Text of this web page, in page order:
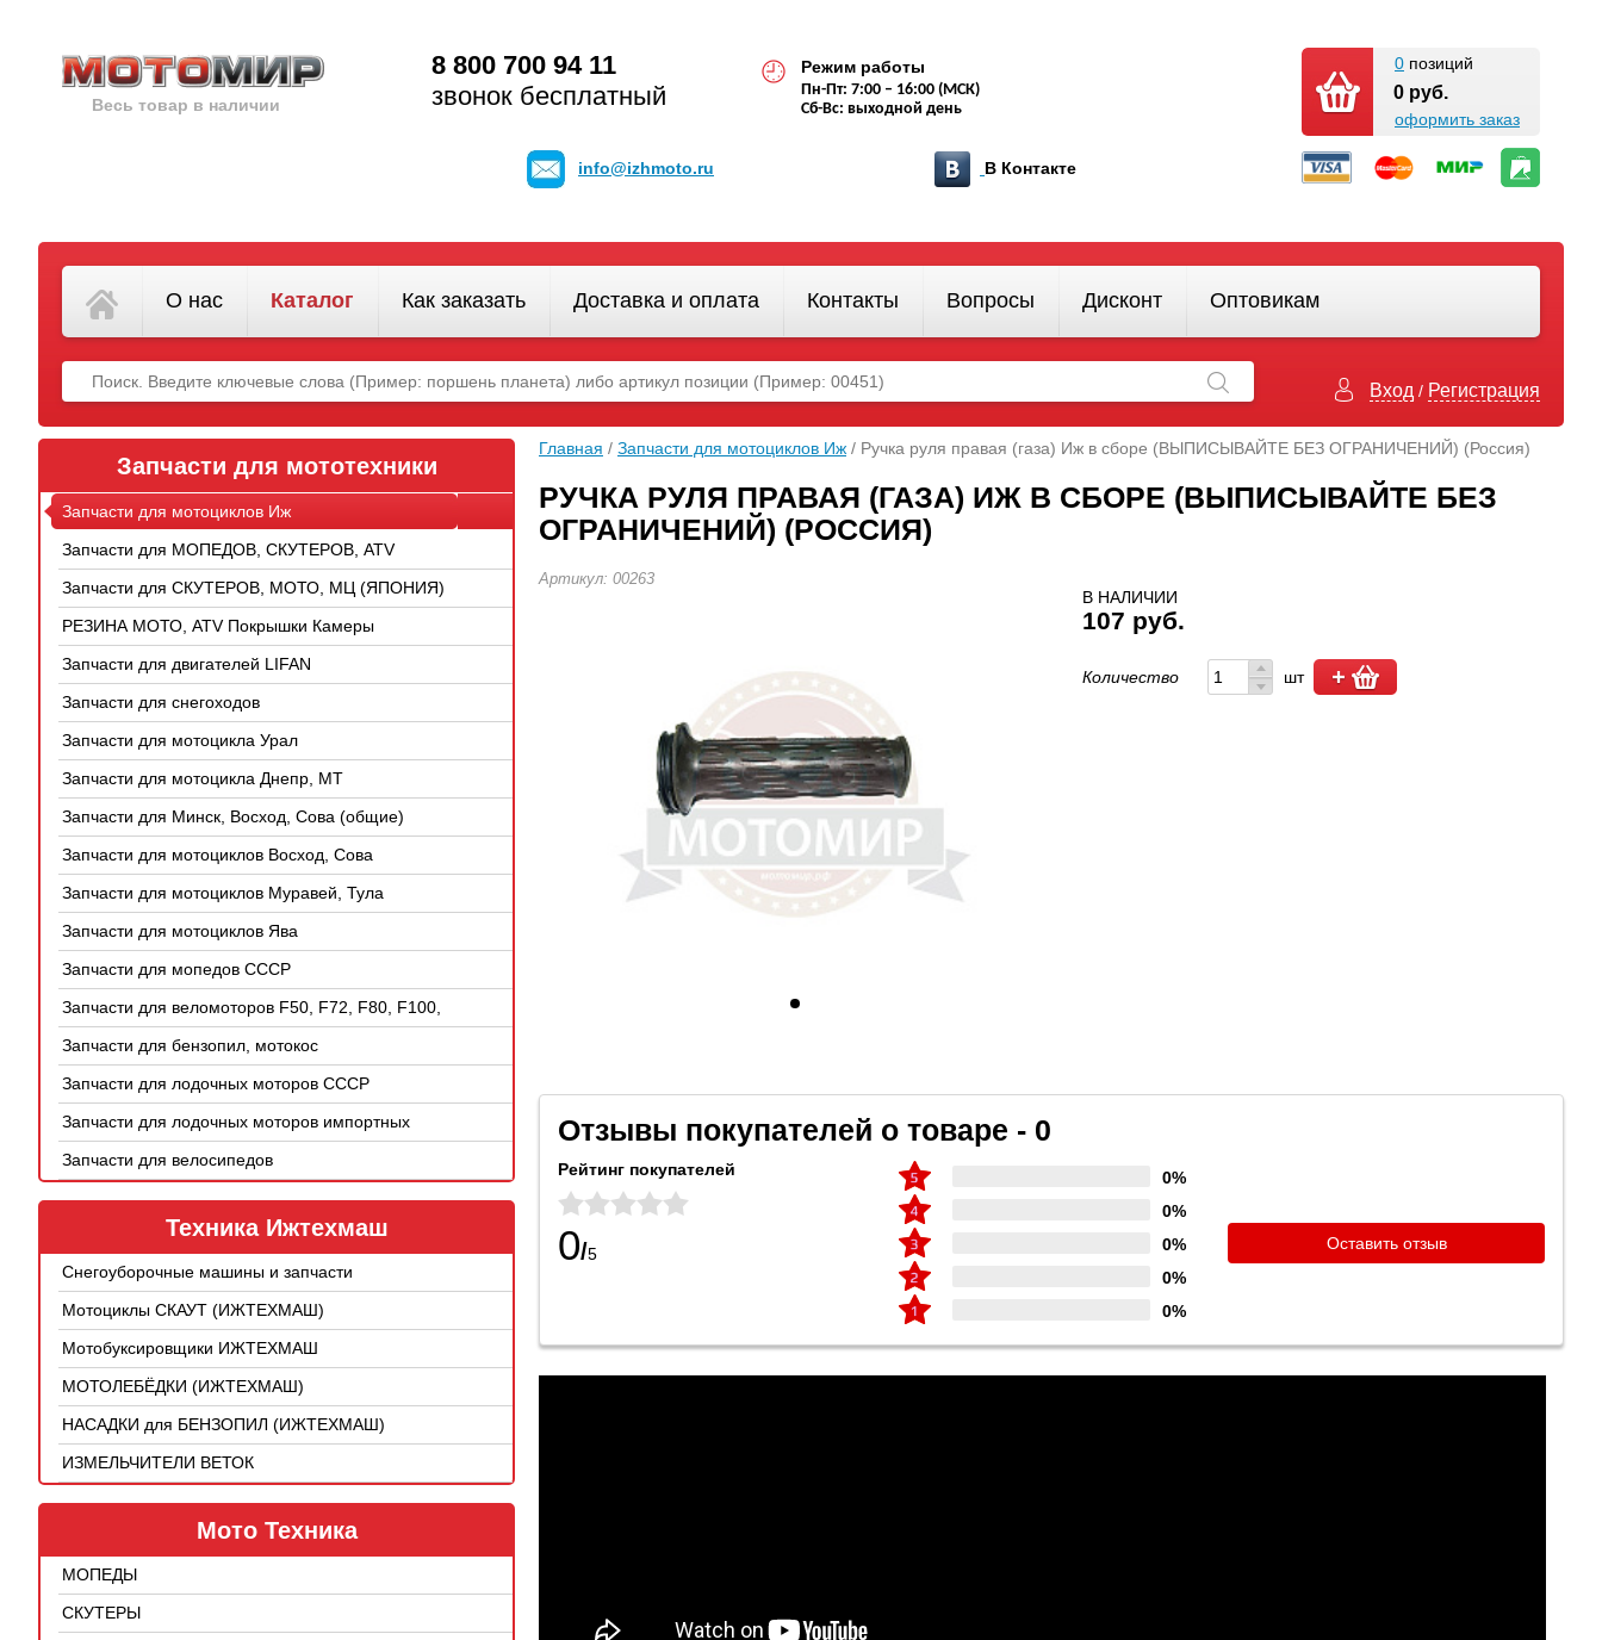
Весь товар в наличии
8 800 700 94 11
звонок бесплатный
Режим работы
Пн-Пт: 7:00 – 16:00 (МСК)
Сб-Вс: выходной день
0 позиций
0 руб.
оформить заказ
info@izhmoto.ru В Контакте
О нас Каталог Как заказать Доставка и оплата Контакты Вопросы Дисконт Оптовикам
Вход / Регистрация
Запчасти для мототехники
Запчасти для мотоциклов Иж
Запчасти для МОПЕДОВ, СКУТЕРОВ, ATV
(КИТАЙ)
Запчасти для СКУТЕРОВ, МОТО, МЦ (ЯПОНИЯ)
РЕЗИНА МОТО, ATV Покрышки Камеры
Запчасти для двигателей LIFAN
Запчасти для снегоходов
Запчасти для мотоцикла Урал
Запчасти для мотоцикла Днепр, МТ
Запчасти для Минск, Восход, Сова (общие)
Запчасти для мотоциклов Восход, Сова
Запчасти для мотоциклов Муравей, Тула
Запчасти для мотоциклов Ява
Запчасти для мопедов СССР
Запчасти для веломоторов F50, F72, F80, F100,
4Т
Запчасти для бензопил, мотокос
Запчасти для лодочных моторов СССР
Запчасти для лодочных моторов импортных
Запчасти для велосипедов
Техника Ижтехмаш
Снегоуборочные машины и запчасти
Мотоциклы СКАУТ (ИЖТЕХМАШ)
Мотобуксировщики ИЖТЕХМАШ
МОТОЛЕБЁДКИ (ИЖТЕХМАШ)
НАСАДКИ для БЕНЗОПИЛ (ИЖТЕХМАШ)
ИЗМЕЛЬЧИТЕЛИ ВЕТОК
Мото Техника
МОПЕДЫ
СКУТЕРЫ
Главная / Запчасти для мотоциклов Иж / Ручка руля правая (газа) Иж в сборе (ВЫПИСЫВАЙТЕ БЕЗ ОГРАНИЧЕНИЙ) (Россия)
РУЧКА РУЛЯ ПРАВАЯ (ГАЗА) ИЖ В СБОРЕ (ВЫПИСЫВАЙТЕ БЕЗ
ОГРАНИЧЕНИЙ) (РОССИЯ)
Артикул: 00263
В НАЛИЧИИ
107 руб.
Количество шт
Отзывы покупателей о товаре - 0
Рейтинг покупателей
0/5
0%
0%
0%
0%
0%
Оставить отзыв